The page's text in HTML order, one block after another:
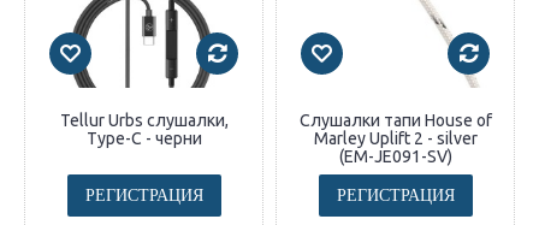
Tellur Urbs слушалки,
Type-C - черни
РЕГИСТРАЦИЯ
Слушалки тапи House of
Marley Uplift 2 - silver
(EM-JE091-SV)
РЕГИСТРАЦИЯ